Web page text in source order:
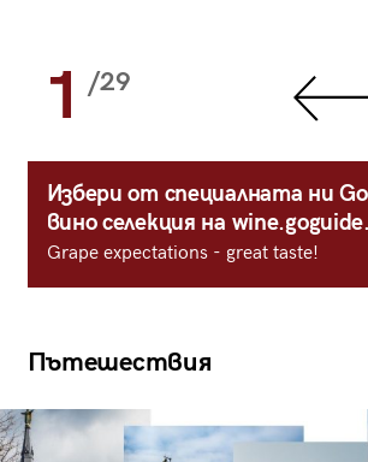
1 /29
Избери от специалната ни
вино селекция на
Grape expectations - great taste!
Пътешествия